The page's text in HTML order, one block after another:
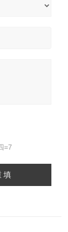
=7